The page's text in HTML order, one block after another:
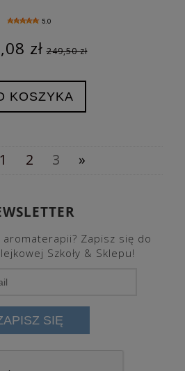
5.0
zł 249,50 zł
KOSZYKA
1 2 3 »
aromaterapii? Zapisz się do
Szkoły & Sklepu!
SIĘ